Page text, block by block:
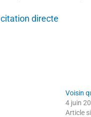
citation directe
Voisin
4 juin
Article